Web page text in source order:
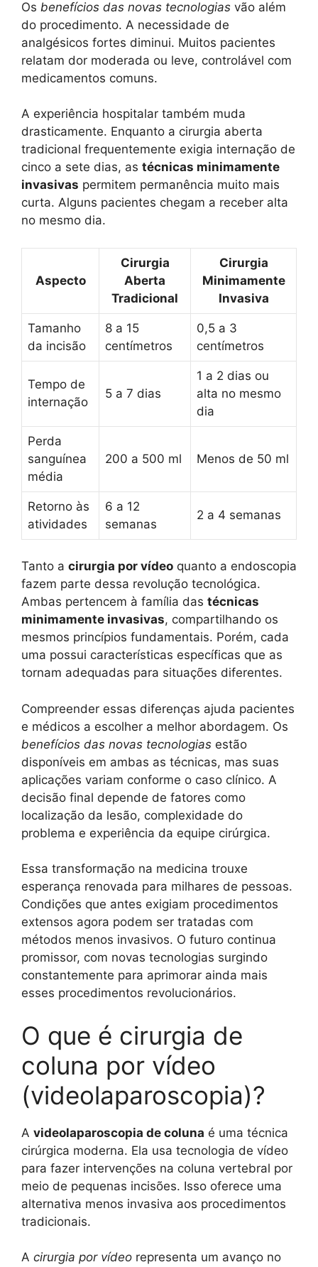
Os benefícios das novas tecnologias vão além
do procedimento. A necessidade de
analgésicos fortes diminui. Muitos pacientes
relatam dor moderada ou leve, controlável com
medicamentos comuns.
A experiência hospitalar também muda
drasticamente. Enquanto a cirurgia aberta
tradicional frequentemente exigia internação de
cinco a sete dias, as técnicas minimamente
invasivas permitem permanência muito mais
curta. Alguns pacientes chegam a receber alta
no mesmo dia.
Aspecto
Cirurgia
Aberta
Tradicional
Cirurgia
Minimamente
Invasiva
Tamanho
da incisão
8 a 15
centímetros
0,5 a 3
centímetros
Tempo de
internação
5 a 7 dias
1 a 2 dias ou
alta no mesmo
dia
Perda
sanguínea
média
200 a 500 ml Menos de 50 ml
Retorno às
atividades
6 a 12
semanas
2 a 4 semanas
Tanto a cirurgia por vídeo quanto a endoscopia
fazem parte dessa revolução tecnológica.
Ambas pertencem à família das técnicas
minimamente invasivas, compartilhando os
mesmos princípios fundamentais. Porém, cada
uma possui características específicas que as
tornam adequadas para situações diferentes.
Compreender essas diferenças ajuda pacientes
e médicos a escolher a melhor abordagem. Os
benefícios das novas tecnologias estão
disponíveis em ambas as técnicas, mas suas
aplicações variam conforme o caso clínico. A
decisão final depende de fatores como
localização da lesão, complexidade do
problema e experiência da equipe cirúrgica.
Essa transformação na medicina trouxe
esperança renovada para milhares de pessoas.
Condições que antes exigiam procedimentos
extensos agora podem ser tratadas com
métodos menos invasivos. O futuro continua
promissor, com novas tecnologias surgindo
constantemente para aprimorar ainda mais
esses procedimentos revolucionários.
O que é cirurgia de
coluna por vídeo
(videolaparoscopia)?
A videolaparoscopia de coluna é uma técnica
cirúrgica moderna. Ela usa tecnologia de vídeo
para fazer intervenções na coluna vertebral por
meio de pequenas incisões. Isso oferece uma
alternativa menos invasiva aos procedimentos
tradicionais.
A cirurgia por vídeo representa um avanço no